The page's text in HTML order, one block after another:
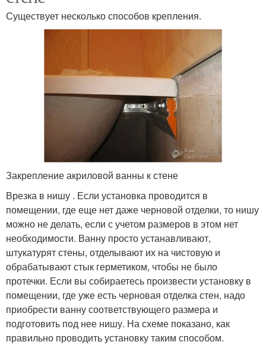
Существует несколько способов крепления.
Закрепление акриловой ванны к стене
Врезка в нишу . Если установка проводится в
помещении, где еще нет даже черновой отделки, то нишу
можно не делать, если с учетом размеров в этом нет
необходимости. Ванну просто устанавливают,
штукатурят стены, отделывают их на чистовую и
обрабатывают стык герметиком, чтобы не было
протечки. Если вы собираетесь произвести установку в
помещении, где уже есть черновая отделка стен, надо
приобрести ванну соответствующего размера и
подготовить под нее нишу. На схеме показано, как
правильно проводить установку таким способом.